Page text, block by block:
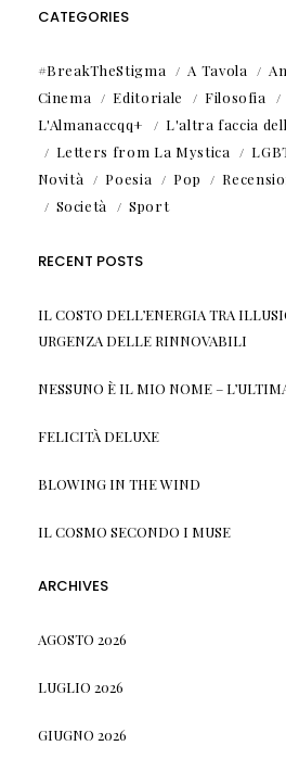
CATEGORIES
#BreakTheStigma A Tavola
Cinema
Editoriale Filosofia
L'Almanaccqq+
L'altra faccia
Letters from La Mystica
Novità
Poesia Pop
Società
Sport
RECENT POSTS
IL COSTO DELL’ENERGIA TRA
URGENZA DELLE RINNOVABILI
NESSUNO È IL MIO NOME –
FELICITÀ DELUXE
BLOWING IN THE WIND
IL COSMO SECONDO I MUSE
ARCHIVES
AGOSTO 2026
LUGLIO 2026
GIUGNO 2026